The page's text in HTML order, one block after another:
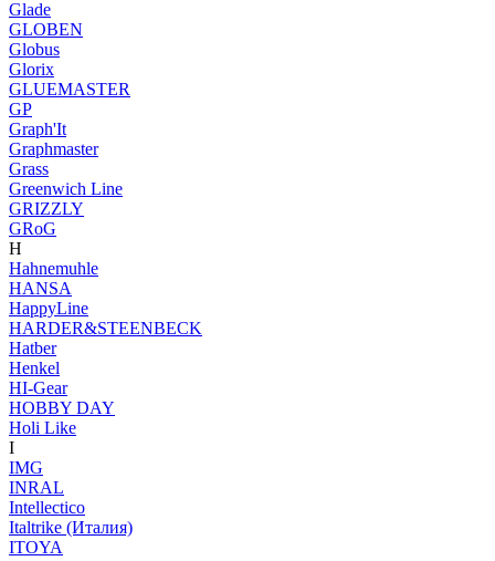
Glade
GLOBEN
Globus
Glorix
GLUEMASTER
GP
Graph'It
Graphmaster
Grass
Greenwich Line
GRIZZLY
GRoG
H
Hahnemuhle
HANSA
HappyLine
HARDER&STEENBECK
Hatber
Henkel
HI-Gear
HOBBY DAY
Holi Like
I
IMG
INRAL
Intellectico
Italtrike (Италия)
ITOYA